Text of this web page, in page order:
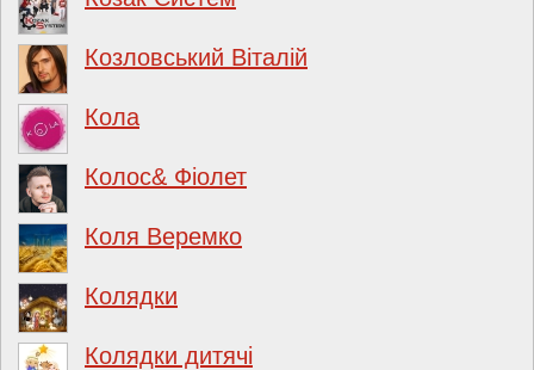
Козловський Віталій
Кола
Колос& Фіолет
Коля Веремко
Колядки
Колядки дитячі